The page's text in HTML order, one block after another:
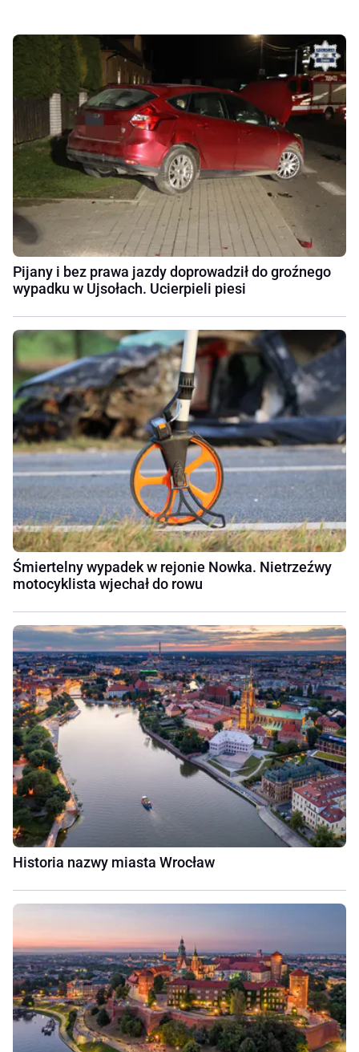
Pijany i bez prawa jazdy doprowadził do groźnego
wypadku w Ujsołach. Ucierpieli piesi
Śmiertelny wypadek w rejonie Nowka. Nietrzeźwy
motocyklista wjechał do rowu
Historia nazwy miasta Wrocław